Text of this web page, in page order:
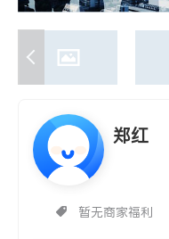
郑红
暂无商家福利